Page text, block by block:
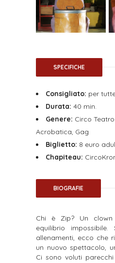
SPECIFICHE
Consigliato: per
Durata: 40 min.
Genere: Circo
Acrobatica, Gag
Biglietto: 8 euro
Chapiteau:
BIOGRAFIE
Chi è Zip? Un
equilibrio
allenamenti, ecco che
un nuovo spettacolo,
Ci sono voluti